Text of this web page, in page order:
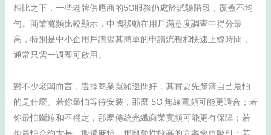
相比之下，一些老牌供應商的5G服務仍處於試驗階段，覆蓋不均
勻。商業寬頻比較顯示，中國移動在用戶滿意度調查中得分最
高，特別是中小企用戶讚揚其簡單的申請流程和快速上線時間，
通常只需一週即可啟用。
對不少老闆而言，選擇商業寬頻邊間好，其實要先釐清自己最怕
的是什麼。若你最怕等待安裝，那麼 5G 無線寬頻可能更適合；若
你最怕斷線和不穩定，那麼傳統光纖商業寬頻可能更有保障；若
你最怕合約太長、搬遷麻煩，那麼彈性較高的方案會更吸引；若